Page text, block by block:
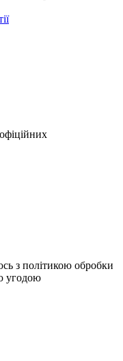
з політикою обробки
угодою